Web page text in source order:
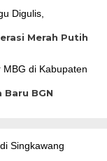
Merah Putih
BGN
Singkawang